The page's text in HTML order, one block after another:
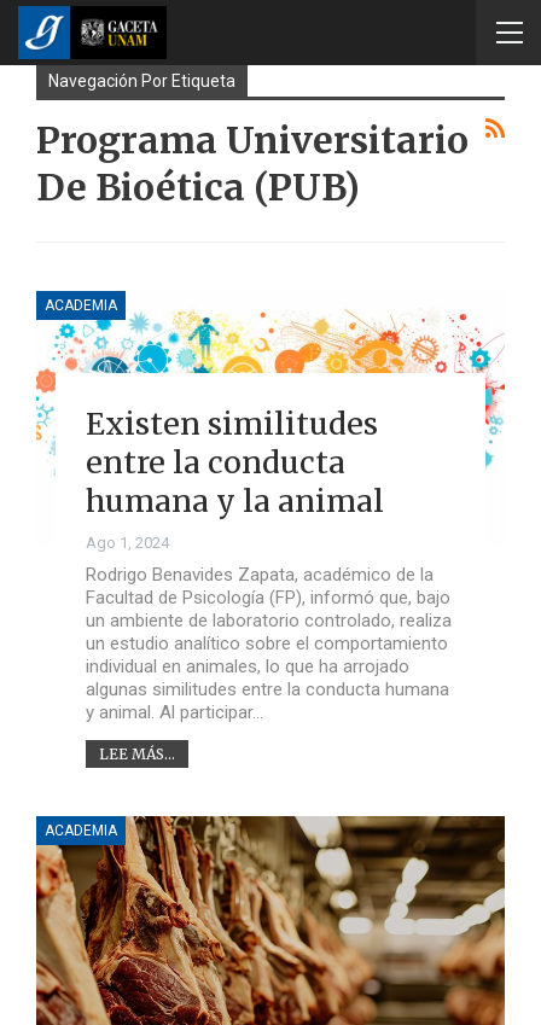
Navegación Por Etiqueta
Programa Universitario
De Bioética (PUB)
ACADEMIA
Existen similitudes
entre la conducta
humana y la animal
Ago 1, 2024
Rodrigo Benavides Zapata, académico de la
Facultad de Psicología (FP), informó que, bajo
un ambiente de laboratorio controlado, realiza
un estudio analítico sobre el comportamiento
individual en animales, lo que ha arrojado
algunas similitudes entre la conducta humana
y animal. Al participar…
LEE MÁS...
ACADEMIA